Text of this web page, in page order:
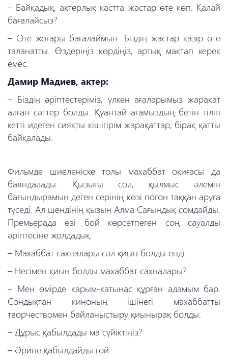
– Байқадық, актерлық кастта жастар өте көп. Қалай
бағалайсыз?
– Өте жоғары бағалаймын. Біздің жастар қазір өте
таланатты. Өздеріңіз көрдіңіз, артық мақтап керек
емес.
Дамир Мадиев, актер:
– Біздің әріптестеріміз, үлкен ағаларымыз жарақат
алған сәттер болды. Қуантай ағамыздың бетін тіліп
кетті идеген сияқты кішігірім жарақаттар, бірақ қатты
байқалады.
Фильмде шиеленіске толы махаббат оқиғасы да
баяндалады. Қызығы сол, қылмыс әлемін
бағындырамын деген серінің көзі погон таққан аруға
түседі. Ал шендінің қызын Алма Сағындық сомдайды.
Премьерада өзі бой көрсетпеген соң сауалды
әріптесіне жолдадық.
– Махаббат сахналары сәл қиын болды енді.
– Несімен қиын болды махаббат сахналары?
– Мен өмірде қарым-қатынас құрған адамым бар.
Сондықтан киноның ішінегі махаббатты
творчествомен байланыстыру қиынырақ болды.
– Дұрыс қабылдады ма сүйіктіңіз?
– Әрине қабылдайды ғой.